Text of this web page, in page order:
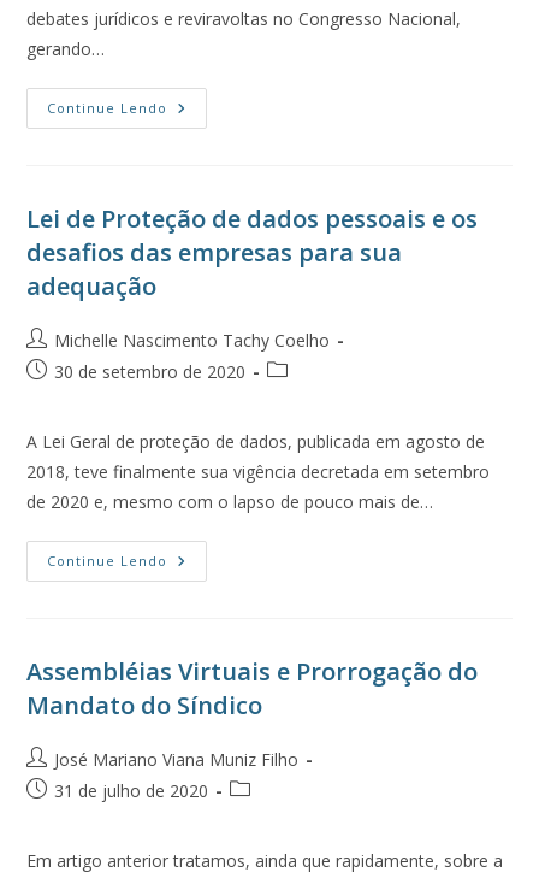
debates jurídicos e reviravoltas no Congresso Nacional,
gerando…
Continue Lendo
Lei de Proteção de dados pessoais e os
desafios das empresas para sua
adequação
Michelle Nascimento Tachy Coelho
30 de setembro de 2020
A Lei Geral de proteção de dados, publicada em agosto de
2018, teve finalmente sua vigência decretada em setembro
de 2020 e, mesmo com o lapso de pouco mais de…
Continue Lendo
Assembléias Virtuais e Prorrogação do
Mandato do Síndico
José Mariano Viana Muniz Filho
31 de julho de 2020
Em artigo anterior tratamos, ainda que rapidamente, sobre a